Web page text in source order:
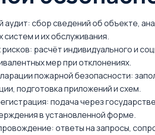
сбор сведений об объекте,
и их обслуживания.
расчёт индивидуального и
мер при отклонениях.
пожарной безопасности:
подготовка приложений и схем.
подача через
в установленной форме.
ответы на запросы,